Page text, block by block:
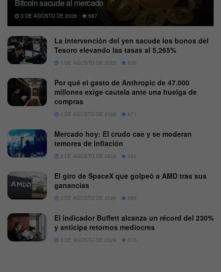
Bitcoin sacude al mercado
3 DE AGOSTO DE 2026 587
La intervención del yen sacude los bonos del
Tesoro elevando las tasas al 5,265%
1 DE AGOSTO DE 2026 630
Por qué el gasto de Anthropic de 47.000
millones exige cautela ante una huelga de
compras
2 DE AGOSTO DE 2026 571
Mercado hoy: El crudo cae y se moderan
temores de inflación
3 DE AGOSTO DE 2026 550
El giro de SpaceX que golpeó a AMD tras sus
ganancias
5 DE AGOSTO DE 2026 585
El indicador Buffett alcanza un récord del 230%
y anticipa retornos mediocres
3 DE AGOSTO DE 2026 575